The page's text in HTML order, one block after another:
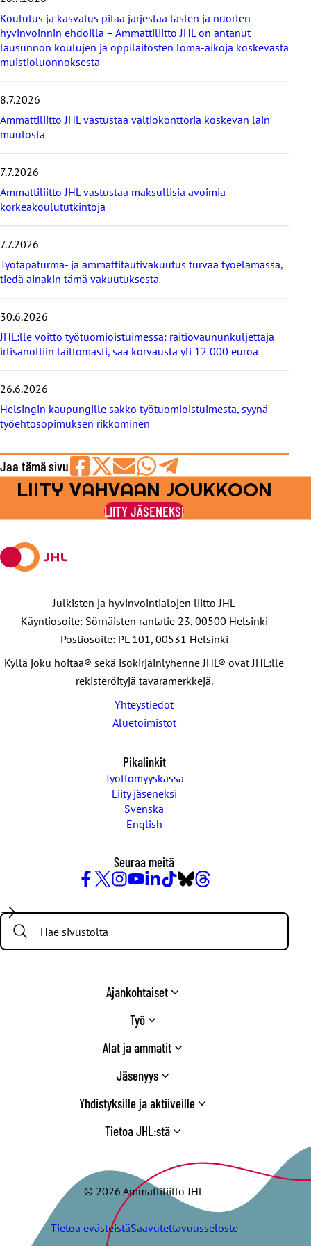
a
v
i
i
i
s
i
ä
t
u
t
i
s
e
t
Koulutus ja kasvatus pitää järjestää lasten ja nuorten
hyvinvoinnin ehdoilla – Ammattiliitto JHL on antanut
lausunnon koulujen ja oppilaitosten loma-aikoja koskevasta
muistioluonnoksesta
8.7.2026
Ammattiliitto JHL vastustaa valtiokonttoria koskevan lain
muutosta
7.7.2026
Ammattiliitto JHL vastustaa maksullisia avoimia
korkeakoulututkintoja
7.7.2026
Työtapaturma- ja ammattitautivakuutus turvaa työelämässä,
tiedä ainakin tämä vakuutuksesta
30.6.2026
JHL:lle voitto työtuomioistuimessa: raitiovaununkuljettaja
irtisanottiin laittomasti, saa korvausta yli 12 000 euroa
26.6.2026
Helsingin kaupungille sakko työtuomioistuimesta, syynä
työehtosopimuksen rikkominen
Jaa tämä sivu
Jaa
Facebookissa
Jaa
viestipalvelu
X:ssä
Jaa
sähköpostilla
Jaa
WhatsAppilla
Jaa
Telegramilla
LIITY VAHVAAN JOUKKOON
LIITY JÄSENEKSI
Julkisten ja hyvinvointialojen liitto JHL
Käyntiosoite: Sörnäisten rantatie 23, 00500 Helsinki
Postiosoite: PL 101, 00531 Helsinki
Kyllä joku hoitaa® sekä isokirjainlyhenne JHL® ovat JHL:lle
rekisteröityjä tavaramerkkejä.
Yhteystiedot
Aluetoimistot
Pikalinkit
Työttömyyskassa
Liity jäseneksi
Svenska
English
Seuraa meitä
/
Twitter
Search:
Ajankohtaiset
Työ
Alat ja ammatit
Jäsenyys
Yhdistyksille ja aktiiveille
Tietoa JHL:stä
© 2026 Ammattiliitto JHL
Tietoa evästeistäSaavutettavuusseloste